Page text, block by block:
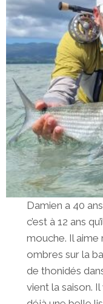
Damien a 40
c’est à 12 ans
mouche. Il
ombres sur la
de thonidés
vient la saison.